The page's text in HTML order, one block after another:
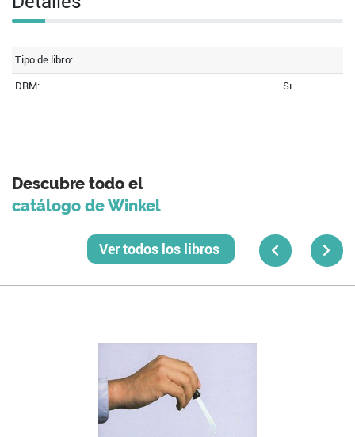
Tipo de libro:
DRM: Si
Descubre todo el
catálogo de Winkel
Ver todos los libros